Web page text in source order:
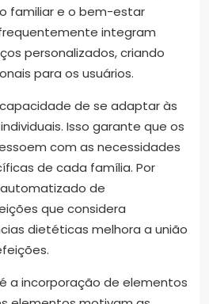
familiar e o bem-estar
integram
personalizados, criando
para os usuários.
de se adaptar às
Isso garante que os
com as necessidades
de cada família. Por
de
que considera
dietéticas melhora a união
a incorporação de elementos